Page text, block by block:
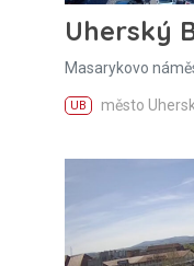
Uherský
Masarykovo
UB město